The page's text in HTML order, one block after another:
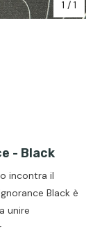
1 / 1
- Black
incontra il
Black è
unire